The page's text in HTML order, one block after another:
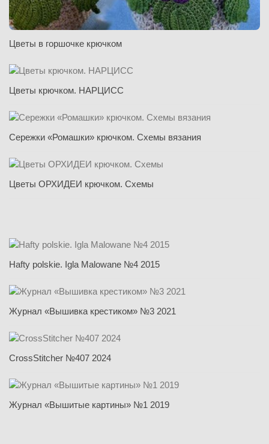
Цветы в горшочке крючком
Цветы крючком. НАРЦИСС
Сережки «Ромашки» крючком. Схемы вязания
Цветы ОРХИДЕИ крючком. Схемы
Hafty polskie. Igla Malowane №4 2015
Журнал «Вышивка крестиком» №3 2021
CrossStitcher №407 2024
Журнал «Вышитые картины» №1 2019